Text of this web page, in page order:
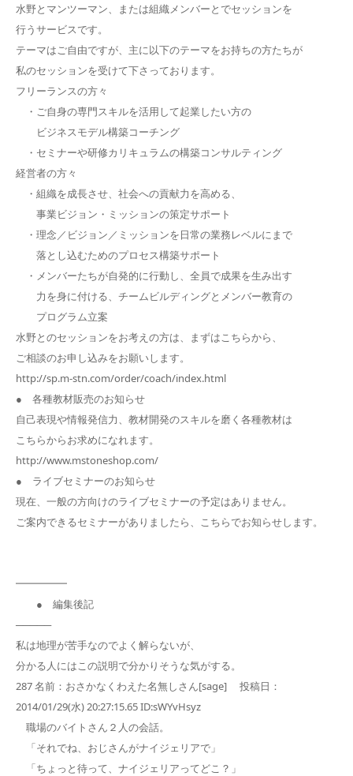
水野とマンツーマン、または組織メンバーとでセッションを
行うサービスです。
テーマはご自由ですが、主に以下のテーマをお持ちの方たちが
私のセッションを受けて下さっております。
フリーランスの方々
・ご自身の専門スキルを活用して起業したい方の
ビジネスモデル構築コーチング
・セミナーや研修カリキュラムの構築コンサルティング
経営者の方々
・組織を成長させ、社会への貢献力を高める、
事業ビジョン・ミッションの策定サポート
・理念／ビジョン／ミッションを日常の業務レベルにまで
落とし込むためのプロセス構築サポート
・メンバーたちが自発的に行動し、全員で成果を生み出す
力を身に付ける、チームビルディングとメンバー教育の
プログラム立案
水野とのセッションをお考えの方は、まずはこちらから、
ご相談のお申し込みをお願いします。
http://sp.m-stn.com/order/coach/index.html
● 各種教材販売のお知らせ
自己表現や情報発信力、教材開発のスキルを磨く各種教材は
こちらからお求めになれます。
http://www.mstoneshop.com/
● ライブセミナーのお知らせ
現在、一般の方向けのライブセミナーの予定はありません。
ご案内できるセミナーがありましたら、こちらでお知らせします。
━━━━━
● 編集後記
─────
私は地理が苦手なのでよく解らないが、
分かる人にはこの説明で分かりそうな気がする。
287 名前：おさかなくわえた名無しさん[sage] 投稿日：
2014/01/29(水) 20:27:15.65 ID:sWYvHsyz
職場のバイトさん２人の会話。
「それでね、おじさんがナイジェリアで」
「ちょっと待って、ナイジェリアってどこ？」